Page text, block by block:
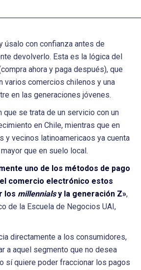
úsalo con confianza antes de
devolverlo. Esta es la lógica del
ahora y paga después), que
varios comercios chilenos y una
en las generaciones jóvenes.
que se trata de un servicio con un
en Chile, mientras que en
y vecinos latinoamericaos ya cuenta
que en suelo local.
uno de los métodos de pago
comercio electrónico estos
los millennialsy la generación Z»,
de la Escuela de Negocios UAI,
directamente a los consumidores,
a aquel segmento que no desea
sí quiere poder fraccionar los pagos